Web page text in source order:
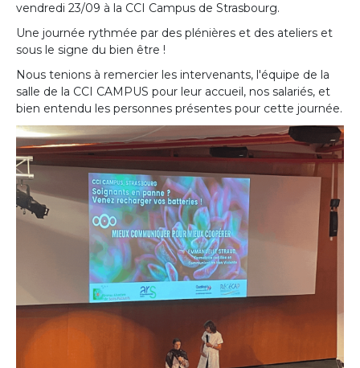
vendredi 23/09 à la CCI Campus de Strasbourg.
Une journée rythmée par des plénières et des ateliers et
sous le signe du bien être !
Nous tenions à remercier les intervenants, l'équipe de la
salle de la CCI CAMPUS pour leur accueil, nos salariés, et
bien entendu les personnes présentes pour cette journée.